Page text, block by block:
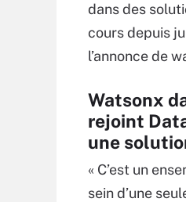
dans des
cours depuis
l’annonce de
Watsonx
rejoint
une
« C’est un
sein d’une